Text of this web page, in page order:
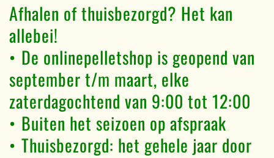
Afhalen of thuisbezorgd? Het kan
allebei!
•⁠ ⁠De onlinepelletshop is geopend van
september t/m maart, elke
zaterdagochtend van 9:00 tot 12:00
•⁠ ⁠Buiten het seizoen op afspraak
•⁠ ⁠Thuisbezorgd: het gehele jaar door